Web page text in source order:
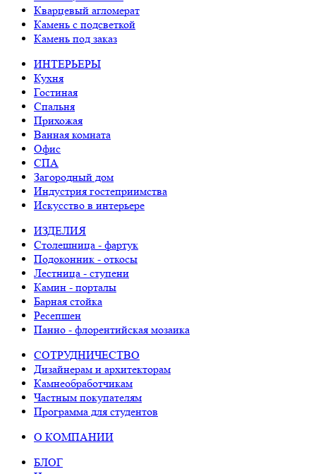
Кварцевый агломерат
Камень с подсветкой
Камень под заказ
ИНТЕРЬЕРЫ
Кухня
Гостиная
Спальня
Прихожая
Ванная комната
Офис
СПА
Загородный дом
Индустрия гостеприимства
Искусство в интерьере
ИЗДЕЛИЯ
Столешница - фартук
Подоконник - откосы
Лестница - ступени
Камин - порталы
Барная стойка
Ресепшен
Панно - флорентийская мозаика
СОТРУДНИЧЕСТВО
Дизайнерам и архитекторам
Камнеобработчикам
Частным покупателям
Программа для студентов
О КОМПАНИИ
БЛОГ